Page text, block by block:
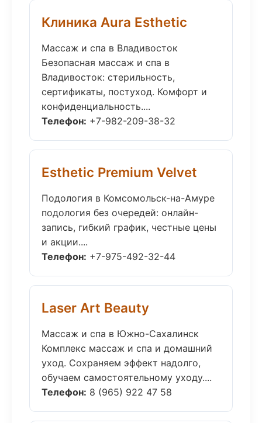
Клиника Aura Esthetic
Массаж и спа в Владивосток
Безопасная массаж и спа в
Владивосток: стерильность,
сертификаты, постуход. Комфорт и
конфиденциальность....
Телефон: +7-982-209-38-32
Esthetic Premium Velvet
Подология в Комсомольск-на-Амуре
подология без очередей: онлайн-
запись, гибкий график, честные цены
и акции....
Телефон: +7-975-492-32-44
Laser Art Beauty
Массаж и спа в Южно-Сахалинск
Комплекс массаж и спа и домашний
уход. Сохраняем эффект надолго,
обучаем самостоятельному уходу....
Телефон: 8 (965) 922 47 58